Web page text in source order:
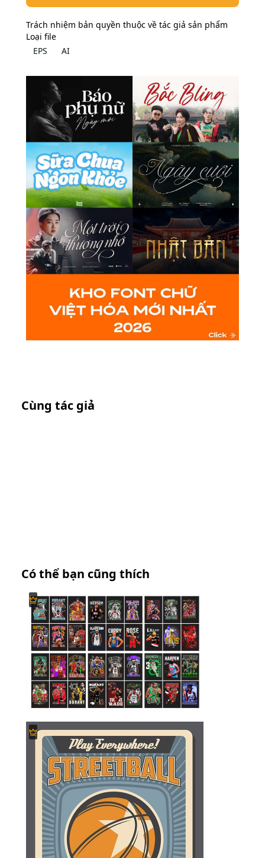
Trách nhiệm bản quyền thuộc về tác giả sản phẩm
Loại file
EPS
AI
Cùng tác giả
Có thể bạn cũng thích